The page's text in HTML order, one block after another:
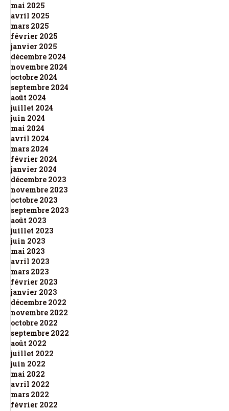
mai 2025
avril 2025
mars 2025
février 2025
janvier 2025
décembre 2024
novembre 2024
octobre 2024
septembre 2024
août 2024
juillet 2024
juin 2024
mai 2024
avril 2024
mars 2024
février 2024
janvier 2024
décembre 2023
novembre 2023
octobre 2023
septembre 2023
août 2023
juillet 2023
juin 2023
mai 2023
avril 2023
mars 2023
février 2023
janvier 2023
décembre 2022
novembre 2022
octobre 2022
septembre 2022
août 2022
juillet 2022
juin 2022
mai 2022
avril 2022
mars 2022
février 2022